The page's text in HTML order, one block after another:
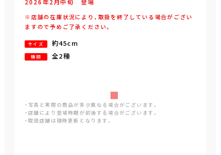
※店舗の在庫状況により、取扱を終了している場合がござい
ますので予めご了承ください。
サイズ 約45cm
種類 全2種
・写真と実際の商品が多少異なる場合がございます。
・店舗により登場時期が前後する場合がございます。
・取扱店舗は随時更新となります。